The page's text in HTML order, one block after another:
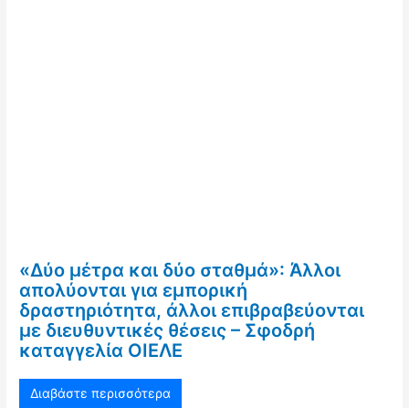
«Δύο μέτρα και δύο σταθμά»: Άλλοι
απολύονται για εμπορική
δραστηριότητα, άλλοι επιβραβεύονται
με διευθυντικές θέσεις – Σφοδρή
καταγγελία ΟΙΕΛΕ
Διαβάστε περισσότερα